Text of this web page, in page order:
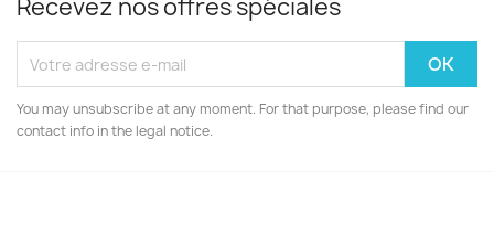
Recevez nos offres spéciales
You may unsubscribe at any moment. For that purpose, please find our
contact info in the legal notice.